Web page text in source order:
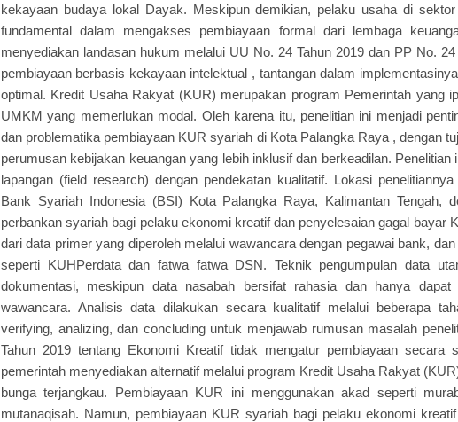
kekayaan budaya lokal Dayak. Meskipun demikian, pelaku usaha di
fundamental dalam mengakses pembiayaan formal dari lembaga
menyediakan landasan hukum melalui UU No. 24 Tahun 2019 dan PP No.
pembiayaan berbasis kekayaan intelektual , tantangan dalam
optimal. Kredit Usaha Rakyat (KUR) merupakan program Pemerintah yang
UMKM yang memerlukan modal. Oleh karena itu, penelitian ini menjadi
dan problematika pembiayaan KUR syariah di Kota Palangka Raya , dengan
perumusan kebijakan keuangan yang lebih inklusif dan berkeadilan. Penelitian
lapangan (field research) dengan pendekatan kualitatif. Lokasi
Bank Syariah Indonesia (BSI) Kota Palangka Raya, Kalimantan Tengah,
perbankan syariah bagi pelaku ekonomi kreatif dan penyelesaian gagal bayar
dari data primer yang diperoleh melalui wawancara dengan pegawai bank,
seperti KUHPerdata dan fatwa fatwa DSN. Teknik pengumpulan data
dokumentasi, meskipun data nasabah bersifat rahasia dan hanya
wawancara. Analisis data dilakukan secara kualitatif melalui beberapa
verifying, analizing, dan concluding untuk menjawab rumusan masalah
Tahun 2019 tentang Ekonomi Kreatif tidak mengatur pembiayaan secara
pemerintah menyediakan alternatif melalui program Kredit Usaha Rakyat
bunga terjangkau. Pembiayaan KUR ini menggunakan akad seperti
mutanaqisah. Namun, pembiayaan KUR syariah bagi pelaku ekonomi